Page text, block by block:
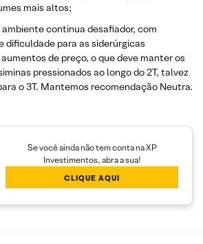
mais altos;
continua desafiador, com
dificuldade para as siderúrgicas
de preço, o que deve manter os
pressionados ao longo do 2T, talvez
o 3T. Mantemos recomendação Neutra.
Se você ainda não tem conta na XP
Investimentos, abra a sua!
CLIQUE AQUI